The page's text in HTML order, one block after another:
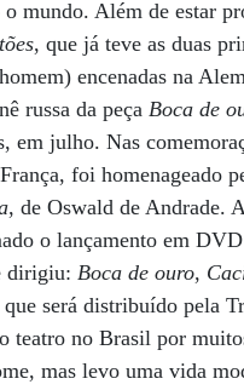
o mundo. Além de estar
, que já teve as duas
encenadas na
russa da peça Boca de
em julho. Nas
foi homenageado
, de Oswald de Andrade.
o lançamento em
dirigiu: Boca de ouro,
será distribuído pela
teatro no Brasil por
mas levo uma vida